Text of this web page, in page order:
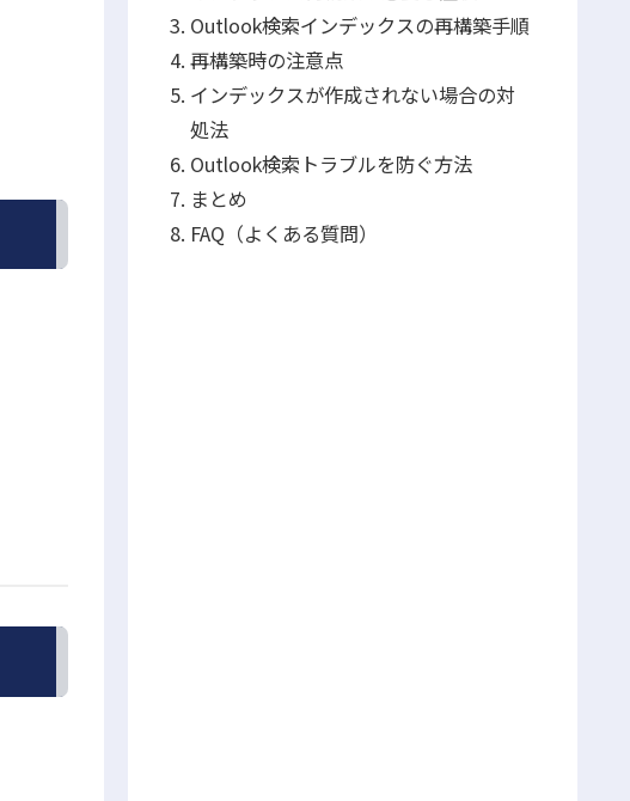
Outlook検索インデックスの再構築手順
再構築時の注意点
インデックスが作成されない場合の対
処法
Outlook検索トラブルを防ぐ方法
まとめ
FAQ（よくある質問）